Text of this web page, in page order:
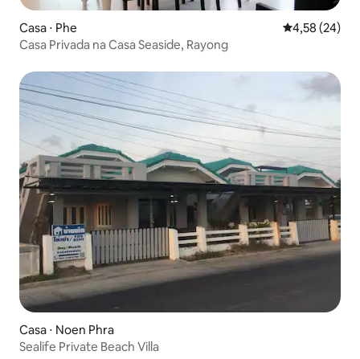
Casa ⋅ Phe 4,58 de uma
4,58 (24)
Casa Privada na Casa Seaside, Rayong
Casa ⋅ Noen Phra
Sealife Private Beach Villa